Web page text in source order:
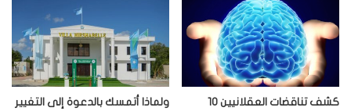
كشف تناقضات العقلانيين 10
ولماذا أتمسك بالدعوة إلى التغيير